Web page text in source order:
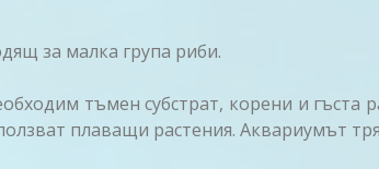
за малка група риби.
тъмен субстрат, корени и гъста
плаващи растения. Аквариумът